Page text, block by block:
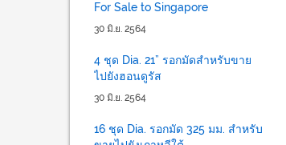
For Sale to Singapore
30 มิ.ย. 2564
4 ชุด Dia. 21” รอกมัดสำหรับขาย
ไปยังฮอนดูรัส
30 มิ.ย. 2564
16 ชุด Dia. รอกมัด 325 มม. สำหรับ